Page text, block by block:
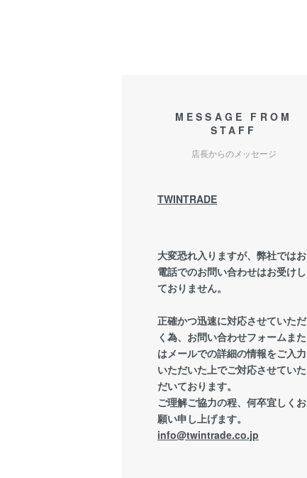
MESSAGE FROM
STAFF
店長からのメッセージ
TWINTRADE
大変恐れ入りますが、弊社ではお
電話でのお問い合わせはお受けし
ておりません。
正確かつ迅速に対応させていただ
く為、お問い合わせフォームまた
はメールでの詳細の情報をご入力
いただいた上でご対応させていた
だいております。
ご理解ご協力の程、何卒宜しくお
願い申し上げます。
info@twintrade.co.jp